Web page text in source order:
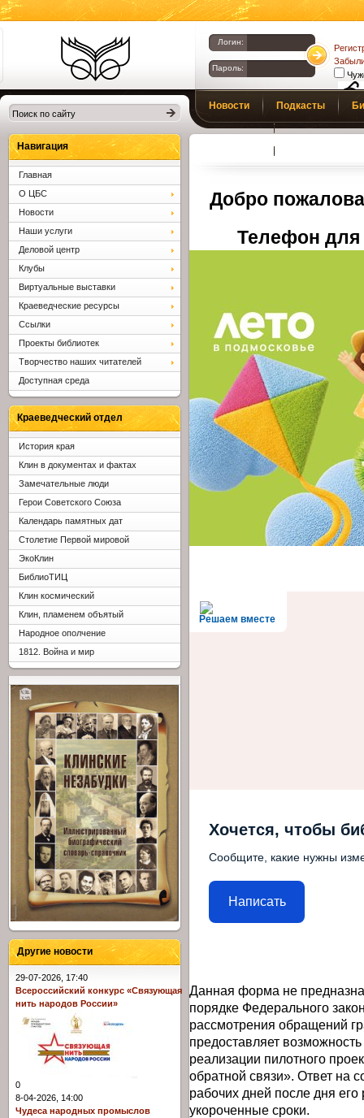
Библиотеки
Клина. Клинская
ЦБС.
Логин:
Пароль:
Новости Подкасты
Добро
Телефон для
Решаем вместе
Хочется, чтобы
Сообщите, какие нужны
Написать
Данная форма не
порядке Федерального
рассмотрения обращений
предоставляет
реализации пилотного
обратной связи». Ответ на
рабочих дней после дня
укороченные сроки.
Навигация
Главная
О ЦБС
Новости
Наши услуги
Деловой центр
Клубы
Виртуальные выставки
Краеведческие ресурсы
Ссылки
Проекты библиотек
Творчество наших читателей
Доступная среда
Краеведческий отдел
История края
Клин в документах и фактах
Замечательные люди
Герои Советского Союза
Календарь памятных дат
Столетие Первой мировой
ЭкоКлин
БиблиоТИЦ
Клин космический
Клин, пламенем объятый
Народное ополчение
1812. Война и мир
Другие новости
29-07-2026, 17:40
Всероссийский конкурс «Связующая
нить народов России»
0
8-04-2026, 14:00
Чудеса народных промыслов